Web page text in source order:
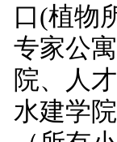
口(植物
专家公
院、人
水建学